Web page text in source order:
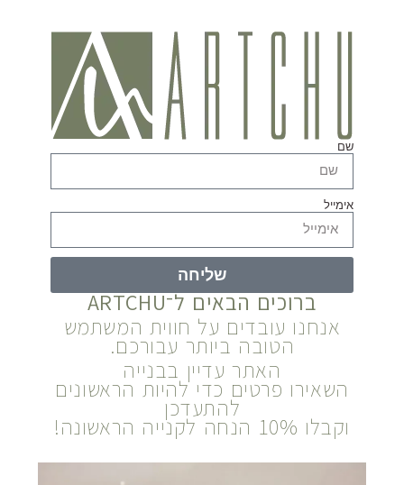
שם
אימייל
שליחה
ברוכים הבאים ל־ARTCHU
אנחנו עובדים על חווית המשתמש
הטובה ביותר עבורכם.
האתר עדיין בבנייה
השאירו פרטים כדי להיות הראשונים
להתעדכן
וקבלו 10% הנחה לקנייה הראשונה!